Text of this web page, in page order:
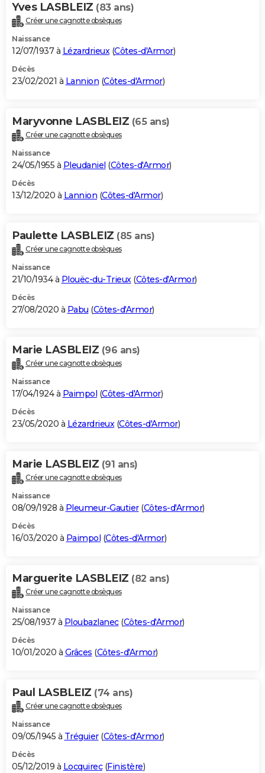
Yves LASBLEIZ (83 ans)
Créer une cagnotte obsèques
Naissance
12/07/1937 à Lézardrieux(Côtes-d'Armor)
Décès
23/02/2021 à Lannion (Côtes-d'Armor)
Maryvonne LASBLEIZ (65 ans)
Créer une cagnotte obsèques
Naissance
24/05/1955 à Pleudaniel (Côtes-d'Armor)
Décès
13/12/2020 à Lannion (Côtes-d'Armor)
Paulette LASBLEIZ (85 ans)
Créer une cagnotte obsèques
Naissance
21/10/1934 à Plouëc-du-Trieux(Côtes-d'Armor)
Décès
27/08/2020 à Pabu (Côtes-d'Armor)
Marie LASBLEIZ (96 ans)
Créer une cagnotte obsèques
Naissance
17/04/1924 à Paimpol (Côtes-d'Armor)
Décès
23/05/2020 à Lézardrieux(Côtes-d'Armor)
Marie LASBLEIZ (91 ans)
Créer une cagnotte obsèques
Naissance
08/09/1928 à Pleumeur-Gautier(Côtes-d'Armor)
Décès
16/03/2020 à Paimpol (Côtes-d'Armor)
Marguerite LASBLEIZ (82 ans)
Créer une cagnotte obsèques
Naissance
25/08/1937 à Ploubazlanec(Côtes-d'Armor)
Décès
10/01/2020 à Grâces (Côtes-d'Armor)
Paul LASBLEIZ (74 ans)
Créer une cagnotte obsèques
Naissance
09/05/1945 à Tréguier(Côtes-d'Armor)
Décès
05/12/2019 à Locquirec(Finistère)